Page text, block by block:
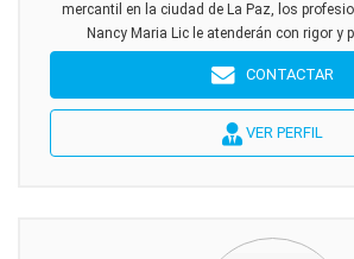
mercantil en la ciudad de La Paz, los
Nancy Maria Lic le atenderán con rigor y
CONTACTAR
VER PERFIL